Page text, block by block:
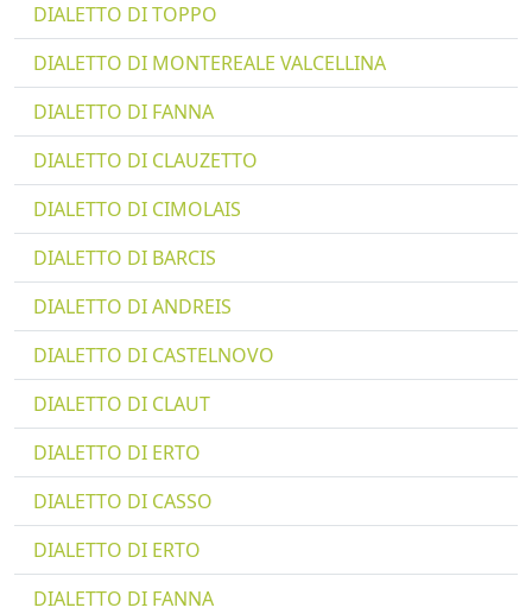
DIALETTO DI TOPPO
DIALETTO DI MONTEREALE VALCELLINA
DIALETTO DI FANNA
DIALETTO DI CLAUZETTO
DIALETTO DI CIMOLAIS
DIALETTO DI BARCIS
DIALETTO DI ANDREIS
DIALETTO DI CASTELNOVO
DIALETTO DI CLAUT
DIALETTO DI ERTO
DIALETTO DI CASSO
DIALETTO DI ERTO
DIALETTO DI FANNA